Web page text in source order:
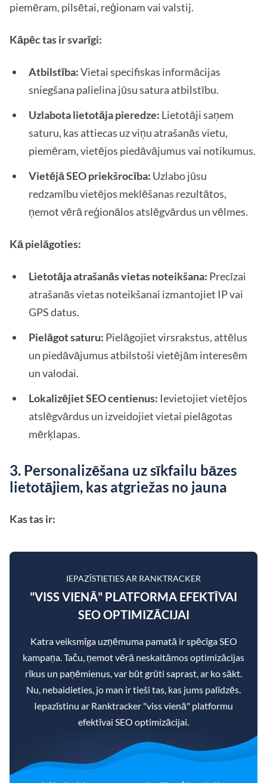
piemēram, pilsētai, reģionam vai valstij.
Kāpēc tas ir svarīgi:
Atbilstība:Vietai specifiskas informācijas
sniegšana palielina jūsu satura atbilstību.
Uzlabota lietotāja pieredze: Lietotāji saņem
saturu, kas attiecas uz viņu atrašanās vietu,
piemēram, vietējos piedāvājumus vai notikumus.
Vietējā SEO priekšrocība: Uzlabo jūsu
redzamību vietējos meklēšanas rezultātos,
ņemot vērā reģionālos atslēgvārdus un vēlmes.
Kā pielāgoties:
Lietotāja atrašanās vietas noteikšana: Precīzai
atrašanās vietas noteikšanai izmantojiet IP vai
GPS datus.
Pielāgot saturu: Pielāgojiet virsrakstus, attēlus
un piedāvājumus atbilstoši vietējām interesēm
un valodai.
Lokalizējiet SEO centienus: Ievietojiet vietējos
atslēgvārdus un izveidojiet vietai pielāgotas
mērķlapas.
3. Personalizēšana uz sīkfailu bāzes
lietotājiem, kas atgriežas no jauna
Kas tas ir:
IEPAZĪSTIETIES AR RANKTRACKER
"VISS VIENĀ" PLATFORMA EFEKTĪVAI
SEO OPTIMIZĀCIJAI
Katra veiksmīga uzņēmuma pamatā ir spēcīga SEO
kampaņa. Taču, ņemot vērā neskaitāmos optimizācijas
rīkus un paņēmienus, var būt grūti saprast, ar ko sākt.
Nu, nebaidieties, jo man ir tieši tas, kas jums palīdzēs.
Iepazīstinu ar Ranktracker "viss vienā" platformu
efektīvai SEO optimizācijai.